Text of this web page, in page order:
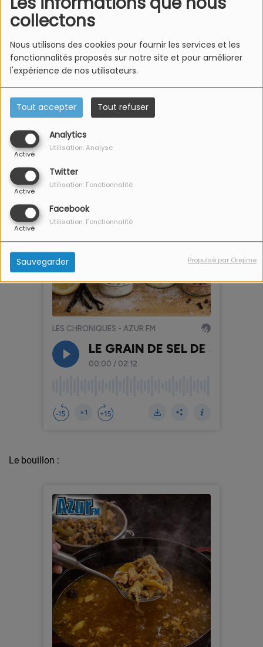
collectons
Nous utilisons des cookies pour fournir les services et les
fonctionnalités proposés sur notre site et pour améliorer
l'expérience de nos utilisateurs.
Tout accepter Tout refuser
Analytics
Activé
Utilisation: Analyse
Twitter
Activé
Utilisation: Fonctionnalité
Facebook
Activé
Utilisation: Fonctionnalité
Sauvegarder Propulsé par Orejime
Le bouillon :